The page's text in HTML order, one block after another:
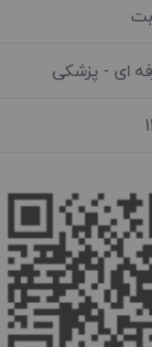
ای - پزشکی